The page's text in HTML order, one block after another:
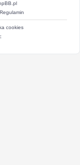
Regulamin
cookies